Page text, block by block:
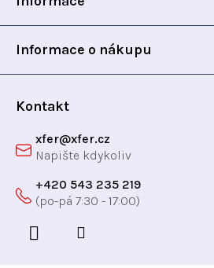
Informace o nákupu
Kontakt
xfer@xfer.cz
+420 543 235 219